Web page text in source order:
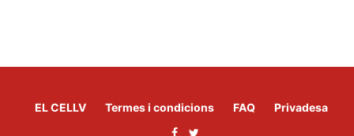
EL CELLV Termes i condicions FAQ Privadesa